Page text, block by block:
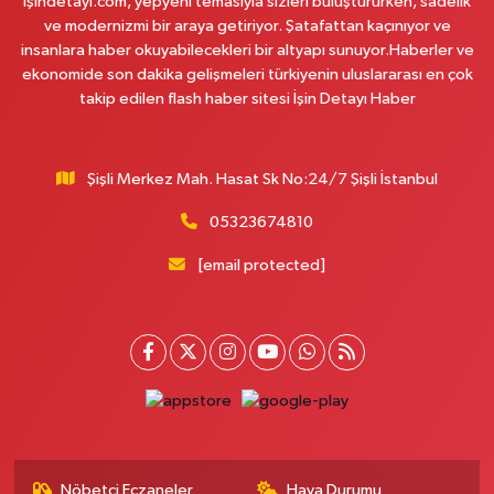
0 (542) 182 40 32 Yol Tarifi Al
Melis Hanlı Eczanesi
Mimar Sinan Mahallesi, Otopark Arkası Sokak No:16 B Üsküdar İstanbul
Yol Tarifi Al
Hamidiye Mahallesi, Şener Sokak No:28 A Çekmeköy İstanbul
ve modernizmi bir araya getiriyor. Şatafattan kaçınıyor ve
insanlara haber okuyabilecekleri bir altyapı sunuyor.Haberler ve
ekonomide son dakika gelişmeleri türkiyenin uluslararası en çok
takip edilen flash haber sitesi İşin Detayı Haber
Şişli Merkez Mah. Hasat Sk No:24/7 Şişli İstanbul
05323674810
[email protected]
Nöbetçi Eczaneler Hava Durumu